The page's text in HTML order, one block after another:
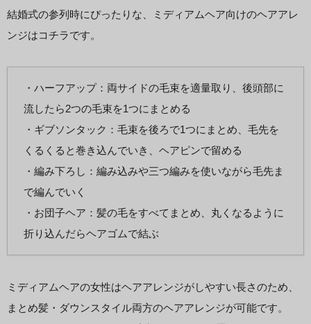
結婚式の参列時にぴったりな、ミディアムヘア向けのヘアアレ
ンジはコチラです。
・ハーフアップ：両サイドの毛束を適量取り、後頭部に
流したら2つの毛束を1つにまとめる
・ギブソンタック：毛束を後ろで1つにまとめ、毛先を
くるくると巻き込んでいき、ヘアピンで留める
・編み下ろし：編み込みや三つ編みを使いながら毛先ま
で編んでいく
・お団子ヘア：髪の毛をすべてまとめ、丸くなるように
折り込んだらヘアゴムで結ぶ
ミディアムヘアの女性はヘアアレンジがしやすい長さのため、
まとめ髪・ダウンスタイル両方のヘアアレンジが可能です。